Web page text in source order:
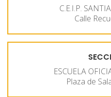
C.E.I.P.
Calle
ESCUELA
Plaza de